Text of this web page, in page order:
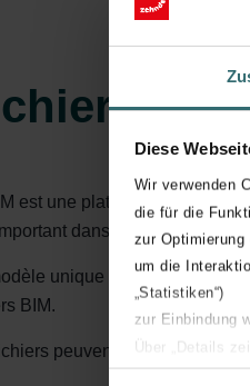
Diese
Wir verwenden
die für die
zur Optimierung
um die
„Statistiken“)
zur Einbindung
Über „Details
BIM
est une plateforme dans
dans le processus de
unique est utilisé dans
BIM.
peuvent être utilisés à